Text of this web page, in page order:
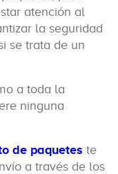
atención al
la seguridad
se trata de un
a toda la
ninguna
de paquetes te
a través de los